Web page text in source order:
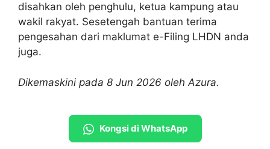
disahkan oleh penghulu, ketua kampung atau
wakil rakyat. Sesetengah bantuan terima
pengesahan dari maklumat e-Filing LHDN anda
juga.
Dikemaskini pada 8 Jun 2026 oleh Azura.
Kongsi di WhatsApp